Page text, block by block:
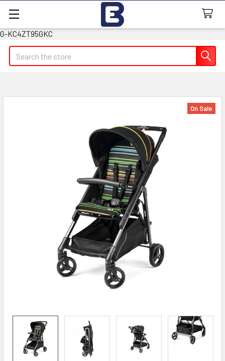
G-KC4ZT95GKC
Search
On Sale